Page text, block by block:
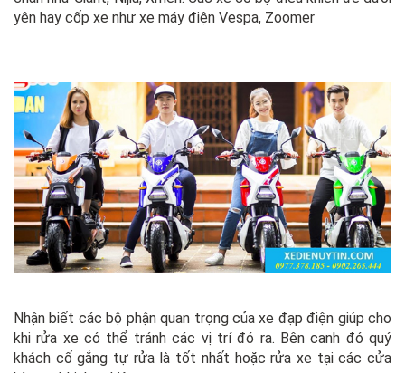
yên hay cốp xe như xe máy điện Vespa, Zoomer
Nhận biết các bộ phận quan trọng của xe đạp điện giúp cho
khi rửa xe có thể tránh các vị trí đó ra. Bên canh đó quý
khách cố gắng tự rửa là tốt nhất hoặc rửa xe tại các cửa